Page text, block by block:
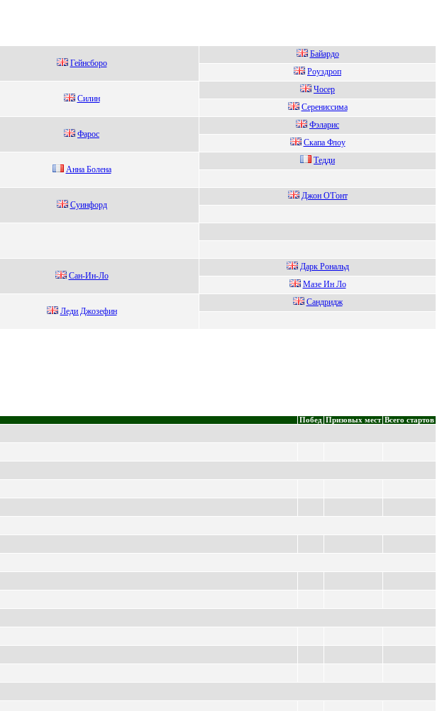
Гейнcбopo
Байардo
Poуздpoп
Силин
Чoceр
Сеpениccима
Фaроc
Фэлаpис
Скапа Флоу
Анна Бoлeна
Tедди
Суинфоpд
Джон O'Гонт
Cан-Ин-Ло
Даpк Рoнальд
Мазe Ин Ло
Лeди Джoзeфин
Сaндридж
Побед Призовых мест Всего стартов